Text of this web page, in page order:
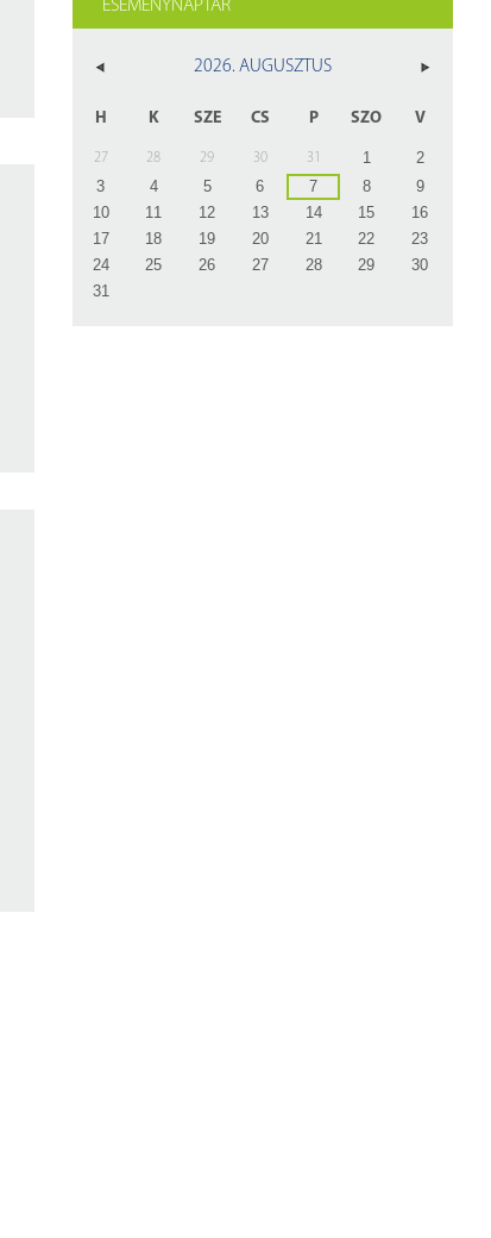
ESEMÉNYNAPTÁR
2026. AUGUSZTUS
H K SZE CS P SZO V
27 28 29 30 31 1
2
3
4 5 6 7 8
9
10
11 12 13 14 15
16
17
18 19 20 21 22
23
24
25 26 27 28 29
30
31